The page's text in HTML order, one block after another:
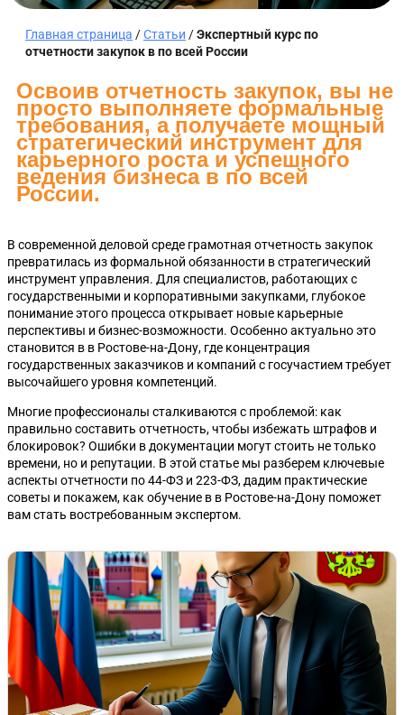
Главная страница /Статьи /Экспертный курс по
отчетности закупок в по всей России
Освоив отчетность закупок, вы не
просто выполняете формальные
требования, а получаете мощный
стратегический инструмент для
карьерного роста и успешного
ведения бизнеса в по всей
России.
В современной деловой среде грамотная отчетность закупок
превратилась из формальной обязанности в стратегический
инструмент управления. Для специалистов, работающих с
государственными и корпоративными закупками, глубокое
понимание этого процесса открывает новые карьерные
перспективы и бизнес-возможности. Особенно актуально это
становится в в Ростове-на-Дону, где концентрация
государственных заказчиков и компаний с госучастием требует
высочайшего уровня компетенций.
Многие профессионалы сталкиваются с проблемой: как
правильно составить отчетность, чтобы избежать штрафов и
блокировок? Ошибки в документации могут стоить не только
времени, но и репутации. В этой статье мы разберем ключевые
аспекты отчетности по 44-ФЗ и 223-ФЗ, дадим практические
советы и покажем, как обучение в в Ростове-на-Дону поможет
вам стать востребованным экспертом.